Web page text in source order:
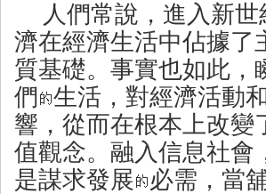
人們常說，進入新
濟在經濟生活中佔據了
質基礎。事實也如此，
們
生活，對經濟活動
響，從而在根本上改變
值觀念。融入信息社會
是謀求發展
必需，當